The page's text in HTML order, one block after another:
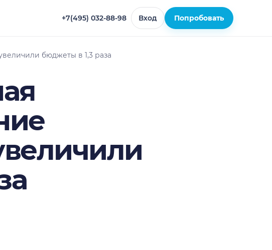
+7(495) 032-88-98 Вход Попробовать
бюджеты в 1,3 раза